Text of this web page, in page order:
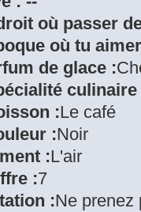
où passer
où tu
de glace :
culinaire
:Le café
:Noir
:L'air
:7
:Ne prenez